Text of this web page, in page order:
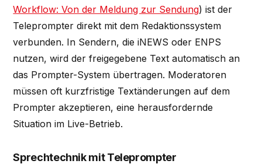
Workflow: Von der Meldung zur Sendung) ist der
Teleprompter direkt mit dem Redaktionssystem
verbunden. In Sendern, die iNEWS oder ENPS
nutzen, wird der freigegebene Text automatisch an
das Prompter-System übertragen. Moderatoren
müssen oft kurzfristige Textänderungen auf dem
Prompter akzeptieren, eine herausfordernde
Situation im Live-Betrieb.
Sprechtechnik mit Teleprompter